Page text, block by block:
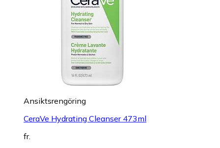
Ansiktsrengöring
CeraVe Hydrating Cleanser 473ml
fr.